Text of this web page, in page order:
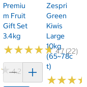
★
★4.2 (103)
Premiu
M Fruit
Gift Set
3.4kg
★★★★★
★★★★★4.7 (22)
Zespri
Green
Kiwis
Large
10kg
(65~78c
T)
★★★
★★★